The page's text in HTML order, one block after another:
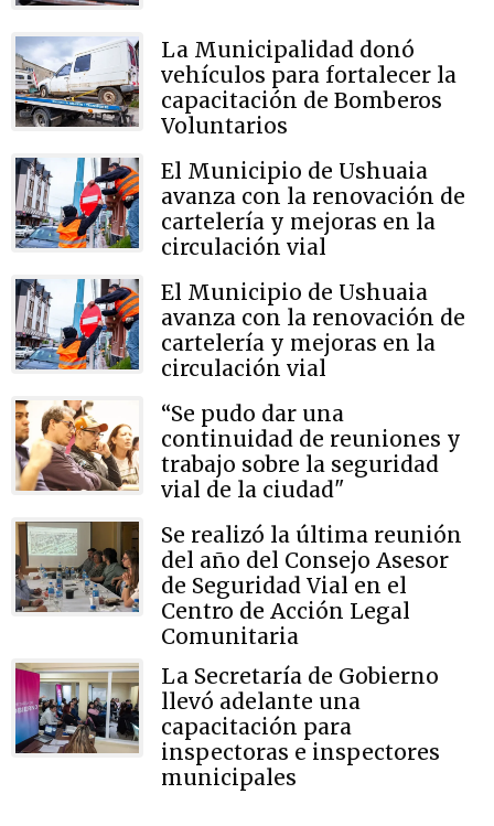
La Municipalidad donó
vehículos para fortalecer la
capacitación de Bomberos
Voluntarios
El Municipio de Ushuaia
avanza con la renovación de
cartelería y mejoras en la
circulación vial
El Municipio de Ushuaia
avanza con la renovación de
cartelería y mejoras en la
circulación vial
“Se pudo dar una
continuidad de reuniones y
trabajo sobre la seguridad
vial de la ciudad"
Se realizó la última reunión
del año del Consejo Asesor
de Seguridad Vial en el
Centro de Acción Legal
Comunitaria
La Secretaría de Gobierno
llevó adelante una
capacitación para
inspectoras e inspectores
municipales